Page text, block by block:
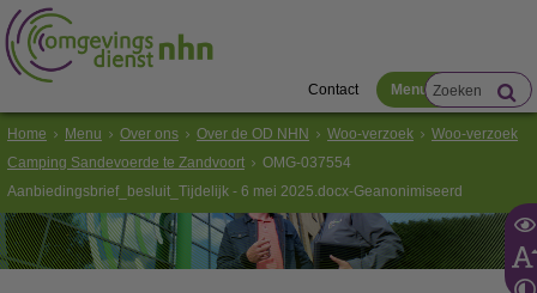
Contact Menu
Home Menu Over ons Over de OD NHN Woo-verzoek
Woo-verzoek
Camping Sandevoerde te Zandvoort
OMG-037554
Aanbiedingsbrief_besluit_Tijdelijk - 6 mei 2025.docx-Geanonimiseerd